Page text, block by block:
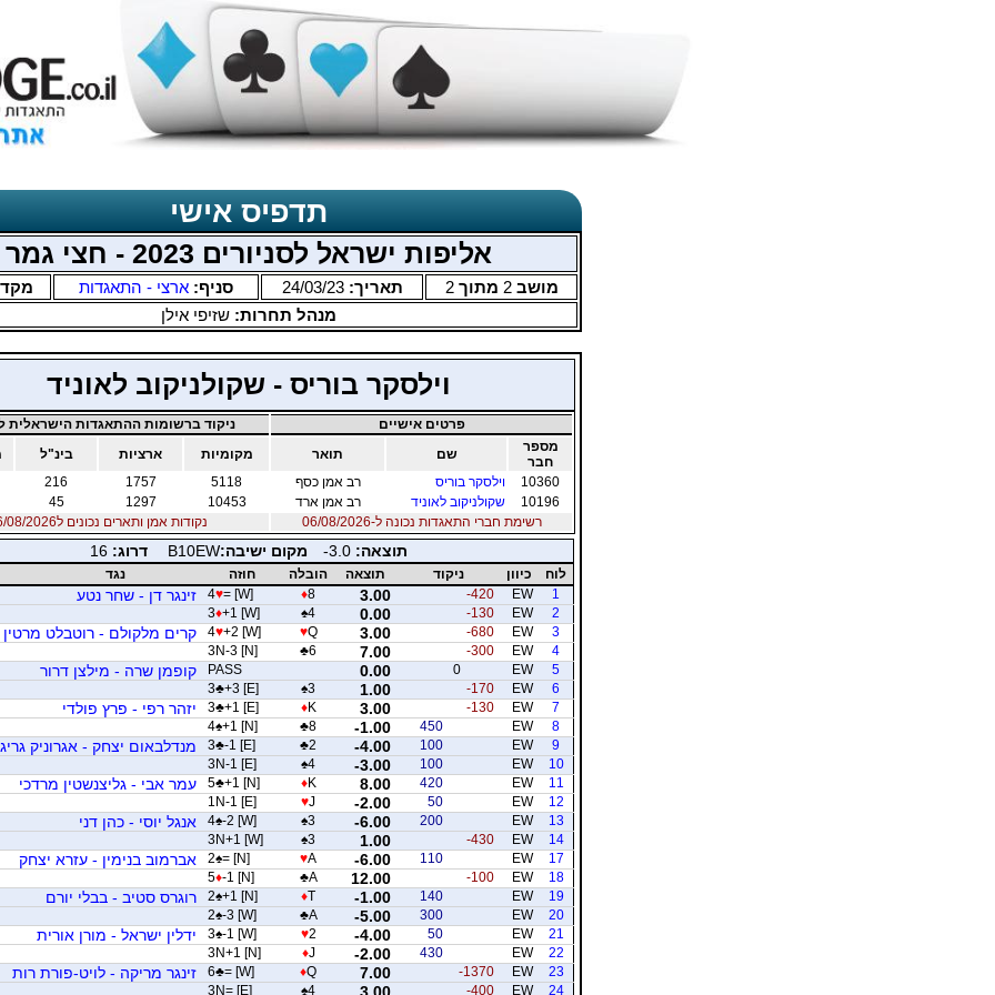
תדפיס אישי
אליפות ישראל לסניורים 2023 - חצי גמר
מושב2 מתוך2 תאריך:24/03/23 סניף: ארצי - התאגדות
מנהל תחרות: שזיפי אילן
וילסקר בוריס - שקולניקוב לאוניד
פרטים אישיים
ניקוד ברשומות ההתאגדות הישראלית
מספר
חבר
שם תואר מקומיות ארציות בינ"ל
10360
וילסקר בוריס רב אמן כסף 5118
1757
216
10196
שקולניקוב לאוניד רב אמן ארד 10453
1297
45
רשימת חברי התאגדות נכונה ל-06/08/2026
נקודות אמן ותארים נכונים ל06/08/2026
תוצאה: -3.0 מקום ישיבה:B10EW דרוג: 16
לוח כיוון ניקוד תוצאה הובלה חוזה
נגד
1
EW
-420
3.00
♦8
4♥= [W] זינגר דן - שחר נטע
2
EW
-130
0.00
♠4
3♦+1 [W]
3
EW
-680
3.00
♥Q
4♥+2 [W] קרים מלקולם - רוטבלט מרטין
4
EW
-300
7.00
♣6
3N-3 [N]
5
EW
0
0.00
PASS קופמן שרה - מילצן דרור
6
EW
-170
1.00
♠3
3♣+3 [E]
7
EW
-130
3.00
♦K
3♣+1 [E] יזהר רפי - פרץ פולדי
8
EW
450
-1.00
♣8
4♠+1 [N]
9
EW
100
-4.00
♣2
3♣-1 [E] מנדלבאום יצחק - אגרוניק
10
EW
100
-3.00
♠4
3N-1 [E]
11
EW
420
8.00
♦K
5♣+1 [N] עמר אבי - גליצנשטין מרדכי
12
EW
50
-2.00
♥J
1N-1 [E]
13
EW
200
-6.00
♠3
4♠-2 [W] אנגל יוסי - כהן דני
14
EW
-430
1.00
♠3
3N+1 [W]
17
EW
110
-6.00
♥A
2♠= [N] אברמוב בנימין - עזרא יצחק
18
EW
-100
12.00
♣A
5♦-1 [N]
19
EW
140
-1.00
♦T
2♠+1 [N] רוגרס סטיב - בבלי יורם
20
EW
300
-5.00
♣A
2♠-3 [W]
21
EW
50
-4.00
♥2
3♠-1 [W] ידלין ישראל - מורן אורית
22
EW
430
-2.00
♦J
3N+1 [N]
23
EW
-1370
7.00
♦Q
6♣= [W] זינגר מריקה - לויט-פורת רות
24
EW
-400
3.00
♠4
3N= [E]